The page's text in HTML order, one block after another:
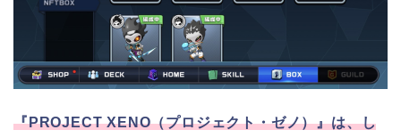
『PROJECT XENO（プロジェクト・ゼノ）』は、し